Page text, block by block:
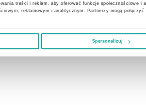
treści i reklam, aby oferować funkcje społecznościowe
reklamowym i analitycznym. Partnerzy mogą
Spersonalizuj
tarczycy
łagodne i złośliwe piersi